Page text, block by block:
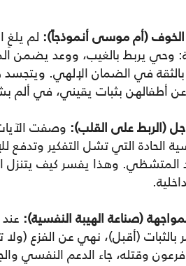
لم يلغِ
وحي يربط بالغيب، ووعد يضمن
بالثقة في الضمان الإلهي.
أطفالهن بثبات يقيني، في ألم
وصفت
الحادة التي تشل التفكير وتدفع
المتشظي. وهذا يفسر كيف يتنزل
بالثبات (أقبل)، نهي عن الفزع
وقتله، جاء الدعم النفسي